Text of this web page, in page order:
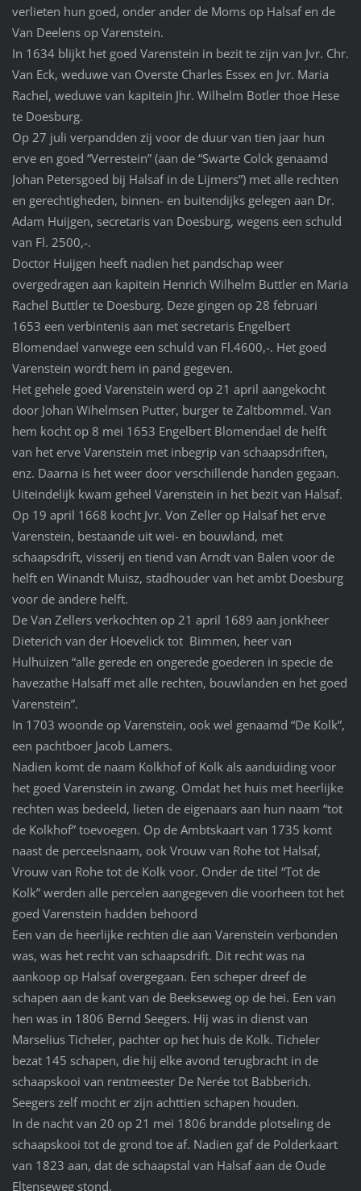
verlieten hun goed, onder ander de Moms op Halsaf en de
Van Deelens op Varenstein.
In 1634 blijkt het goed Varenstein in bezit te zijn van Jvr. Chr.
Van Eck, weduwe van Overste Charles Essex en Jvr. Maria
Rachel, weduwe van kapitein Jhr. Wilhelm Botler thoe Hese
te Doesburg.
Op 27 juli verpandden zij voor de duur van tien jaar hun
erve en goed “Verrestein” (aan de “Swarte Colck genaamd
Johan Petersgoed bij Halsaf in de Lijmers”) met alle rechten
en gerechtigheden, binnen- en buitendijks gelegen aan Dr.
Adam Huijgen, secretaris van Doesburg, wegens een schuld
van Fl. 2500,-.
Doctor Huijgen heeft nadien het pandschap weer
overgedragen aan kapitein Henrich Wilhelm Buttler en Maria
Rachel Buttler te Doesburg. Deze gingen op 28 februari
1653 een verbintenis aan met secretaris Engelbert
Blomendael vanwege een schuld van Fl.4600,-. Het goed
Varenstein wordt hem in pand gegeven.
Het gehele goed Varenstein werd op 21 april aangekocht
door Johan Wihelmsen Putter, burger te Zaltbommel. Van
hem kocht op 8 mei 1653 Engelbert Blomendael de helft
van het erve Varenstein met inbegrip van schaapsdriften,
enz. Daarna is het weer door verschillende handen gegaan.
Uiteindelijk kwam geheel Varenstein in het bezit van Halsaf.
Op 19 april 1668 kocht Jvr. Von Zeller op Halsaf het erve
Varenstein, bestaande uit wei- en bouwland, met
schaapsdrift, visserij en tiend van Arndt van Balen voor de
helft en Winandt Muisz, stadhouder van het ambt Doesburg
voor de andere helft.
De Van Zellers verkochten op 21 april 1689 aan jonkheer
Dieterich van der Hoevelick tot Bimmen, heer van
Hulhuizen “alle gerede en ongerede goederen in specie de
havezathe Halsaff met alle rechten, bouwlanden en het goed
Varenstein”.
In 1703 woonde op Varenstein, ook wel genaamd “De Kolk”,
een pachtboer Jacob Lamers.
Nadien komt de naam Kolkhof of Kolk als aanduiding voor
het goed Varenstein in zwang. Omdat het huis met heerlijke
rechten was bedeeld, lieten de eigenaars aan hun naam “tot
de Kolkhof” toevoegen. Op de Ambtskaart van 1735 komt
naast de perceelsnaam, ook Vrouw van Rohe tot Halsaf,
Vrouw van Rohe tot de Kolk voor. Onder de titel “Tot de
Kolk” werden alle percelen aangegeven die voorheen tot het
goed Varenstein hadden behoord
Een van de heerlijke rechten die aan Varenstein verbonden
was, was het recht van schaapsdrift. Dit recht was na
aankoop op Halsaf overgegaan. Een scheper dreef de
schapen aan de kant van de Beekseweg op de hei. Een van
hen was in 1806 Bernd Seegers. Hij was in dienst van
Marselius Ticheler, pachter op het huis de Kolk. Ticheler
bezat 145 schapen, die hij elke avond terugbracht in de
schaapskooi van rentmeester De Nerée tot Babberich.
Seegers zelf mocht er zijn achttien schapen houden.
In de nacht van 20 op 21 mei 1806 brandde plotseling de
schaapskooi tot de grond toe af. Nadien gaf de Polderkaart
van 1823 aan, dat de schaapstal van Halsaf aan de Oude
Eltenseweg stond.